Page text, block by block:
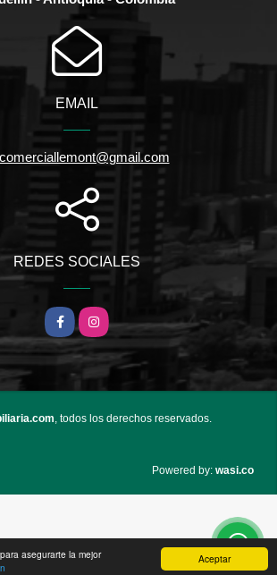
Aceptar
asegurarte la mejor
EMAIL
REDES SOCIALES
Facebook
Instagram
, todos los derechos reservados.
Powered by: wasi.co